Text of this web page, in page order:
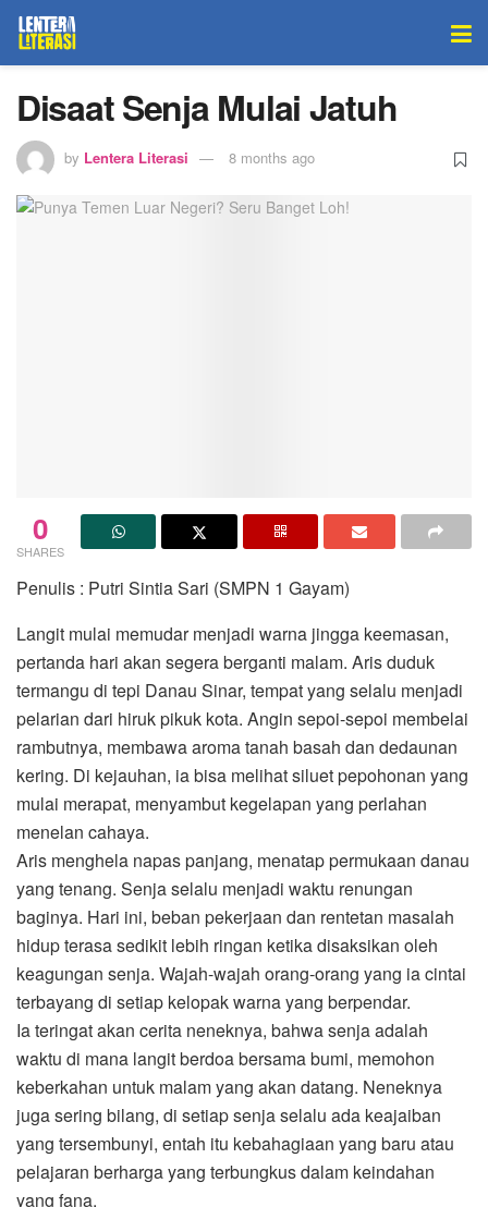
Disaat Senja Mulai Jatuh
by Lentera Literasi 8 months ago
0
SHARES
Penulis : Putri Sintia Sari (SMPN 1 Gayam)
Langit mulai memudar menjadi warna jingga keemasan,
pertanda hari akan segera berganti malam. Aris duduk
termangu di tepi Danau Sinar, tempat yang selalu menjadi
pelarian dari hiruk pikuk kota. Angin sepoi-sepoi membelai
rambutnya, membawa aroma tanah basah dan dedaunan
kering. Di kejauhan, ia bisa melihat siluet pepohonan yang
mulai merapat, menyambut kegelapan yang perlahan
menelan cahaya.
Aris menghela napas panjang, menatap permukaan danau
yang tenang. Senja selalu menjadi waktu renungan
baginya. Hari ini, beban pekerjaan dan rentetan masalah
hidup terasa sedikit lebih ringan ketika disaksikan oleh
keagungan senja. Wajah-wajah orang-orang yang ia cintai
terbayang di setiap kelopak warna yang berpendar.
Ia teringat akan cerita neneknya, bahwa senja adalah
waktu di mana langit berdoa bersama bumi, memohon
keberkahan untuk malam yang akan datang. Neneknya
juga sering bilang, di setiap senja selalu ada keajaiban
yang tersembunyi, entah itu kebahagiaan yang baru atau
pelajaran berharga yang terbungkus dalam keindahan
yang fana.